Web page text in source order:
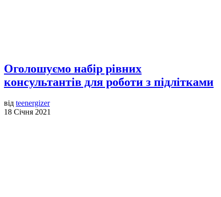
Оголошуємо набір рівних
консультантів для роботи з підлітками
від teenergizer
18 Січня 2021